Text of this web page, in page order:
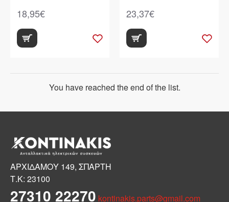
18,95€ 23,37€
You have reached the end of the list.
ΑΡΧΙΔΑΜΟΥ 149, ΣΠΑΡΤΗ
Τ.Κ: 23100
27310 22270 kontinakis.parts@gmail.com